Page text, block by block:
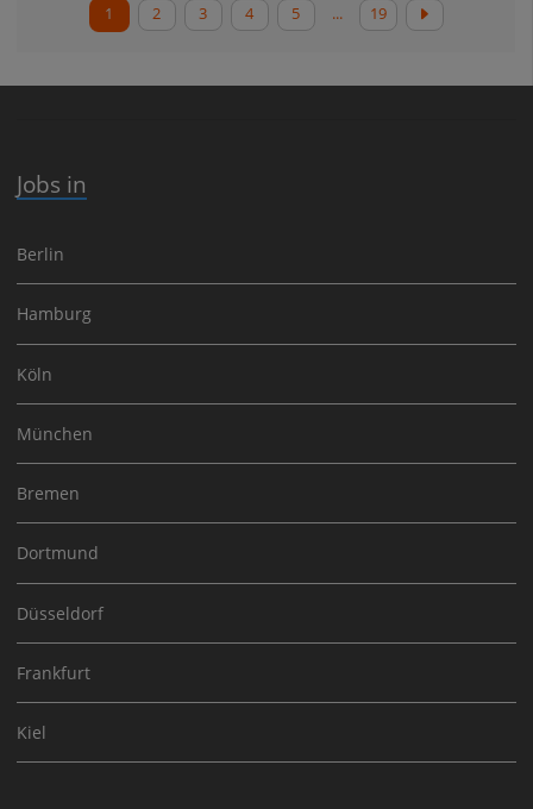
1 2 3 4 5 ... 19
Jobs in
Berlin
Hamburg
Köln
München
Bremen
Dortmund
Düsseldorf
Frankfurt
Kiel